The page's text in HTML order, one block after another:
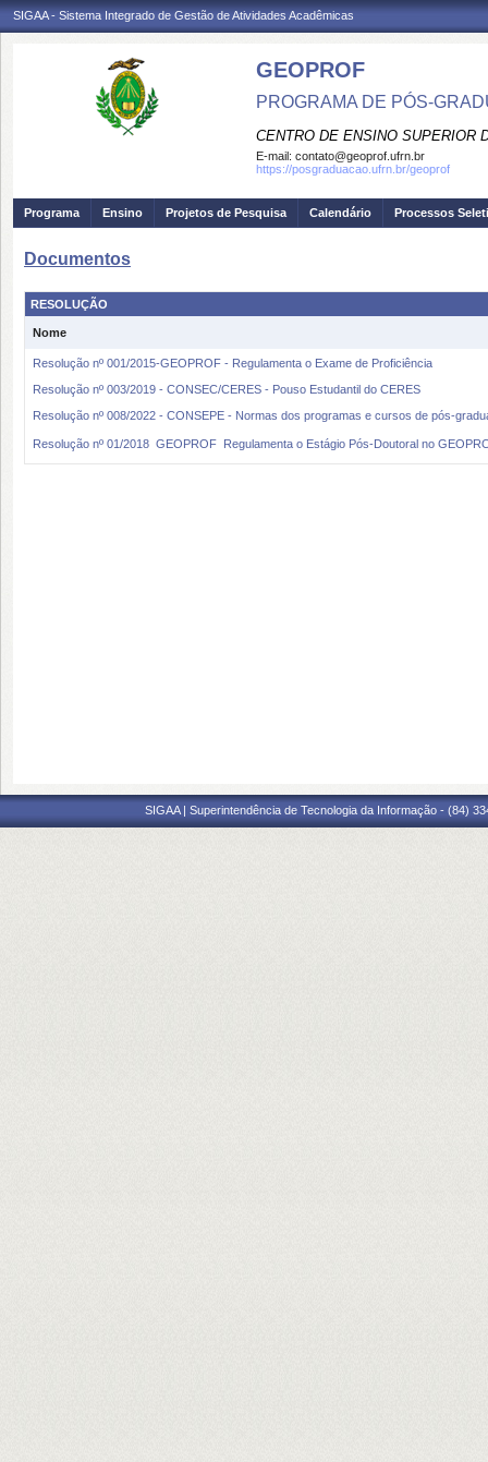
SIGAA - Sistema Integrado de Gestão de Atividades Acadêmicas
GEOPROF
PROGRAMA DE PÓS-
CENTRO DE ENSINO SUPERIOR
E-mail: contato@geoprof.ufrn.br
https://posgraduacao.ufrn.br/geoprof
Programa Ensino Projetos de Pesquisa Calendário Processos
Documentos
RESOLUÇÃO
Nome
Resolução nº 001/2015-GEOPROF - Regulamenta o Exame de Proficiência
Resolução nº 003/2019 - CONSEC/CERES - Pouso Estudantil do CERES
Resolução nº 008/2022 - CONSEPE - Normas dos programas e cursos de pós-
Resolução nº 01/2018  GEOPROF  Regulamenta o Estágio Pós-Doutoral no
SIGAA | Superintendência de Tecnologia da Informação - (84)